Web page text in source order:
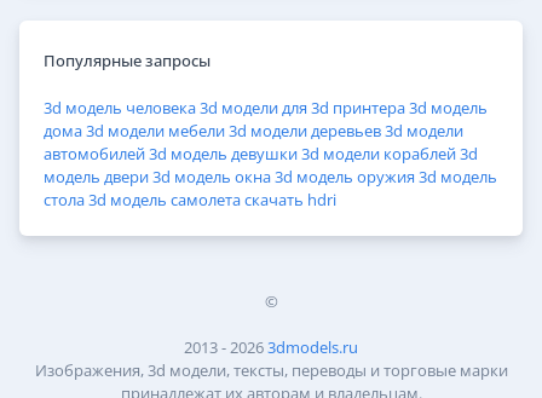
Популярные запросы
3d модель человека3d модели для 3d принтера3d модель
дома3d модели мебели3d модели деревьев3d модели
автомобилей3d модель девушки3d модели кораблей3d
модель двери3d модель окна3d модель оружия 3d модель
стола3d модель самолетаскачать hdri
©
2013 - 20263dmodels.ru
Изображения, 3d модели, тексты, переводы и торговые марки
принадлежат их авторам и владельцам.